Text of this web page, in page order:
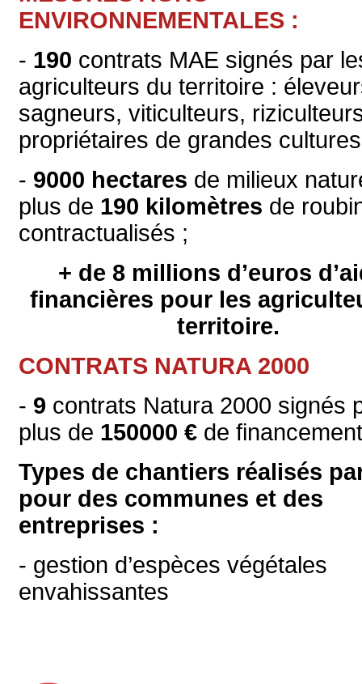
ENVIRONNEMENTALES :
- 190 contrats MAE signés par
agriculteurs du territoire :
sagneurs, viticulteurs,
propriétaires de grandes
- 9000 hectares de milieux
plus de 190 kilomètres de
contractualisés ;
+ de 8 millions d’euros
financières pour les
territoire.
CONTRATS NATURA 2000
- 9 contrats Natura 2000 signés
plus de 150000 € de
Types de chantiers réalisés
pour des communes et des
entreprises :
- gestion d’espèces végétales
envahissantes